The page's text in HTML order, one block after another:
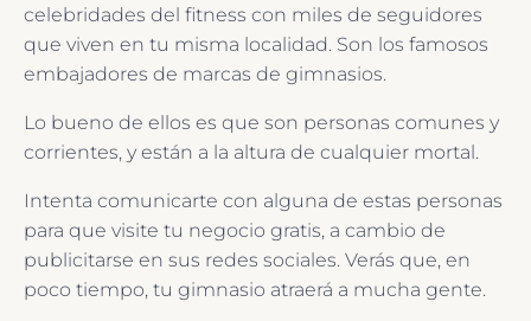
celebridades del fitness con miles de seguidores
que viven en tu misma localidad. Son los famosos
embajadores de marcas de gimnasios.
Lo bueno de ellos es que son personas comunes y
corrientes, y están a la altura de cualquier mortal.
Intenta comunicarte con alguna de estas personas
para que visite tu negocio gratis, a cambio de
publicitarse en sus redes sociales. Verás que, en
poco tiempo, tu gimnasio atraerá a mucha gente.